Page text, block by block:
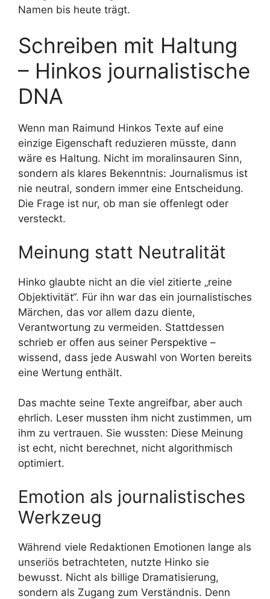
Namen bis heute trägt.
Schreiben mit Haltung
– Hinkos journalistische
DNA
Wenn man Raimund Hinkos Texte auf eine
einzige Eigenschaft reduzieren müsste, dann
wäre es Haltung. Nicht im moralinsauren Sinn,
sondern als klares Bekenntnis: Journalismus ist
nie neutral, sondern immer eine Entscheidung.
Die Frage ist nur, ob man sie offenlegt oder
versteckt.
Meinung statt Neutralität
Hinko glaubte nicht an die viel zitierte „reine
Objektivität“. Für ihn war das ein journalistisches
Märchen, das vor allem dazu diente,
Verantwortung zu vermeiden. Stattdessen
schrieb er offen aus seiner Perspektive –
wissend, dass jede Auswahl von Worten bereits
eine Wertung enthält.
Das machte seine Texte angreifbar, aber auch
ehrlich. Leser mussten ihm nicht zustimmen, um
ihm zu vertrauen. Sie wussten: Diese Meinung
ist echt, nicht berechnet, nicht algorithmisch
optimiert.
Emotion als journalistisches
Werkzeug
Während viele Redaktionen Emotionen lange als
unseriös betrachteten, nutzte Hinko sie
bewusst. Nicht als billige Dramatisierung,
sondern als Zugang zum Verständnis. Denn